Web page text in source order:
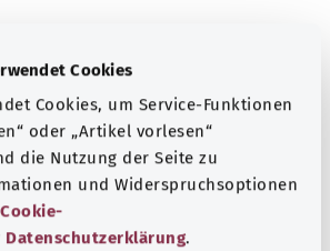
Cookies
Cookies, um Service-Funktionen
oder „Artikel vorlesen“
die Nutzung der Seite zu
und Widerspruchsoptionen
Cookie-
Datenschutzerklärung.
организацией Was
поручению Bundesministerium für
министерство